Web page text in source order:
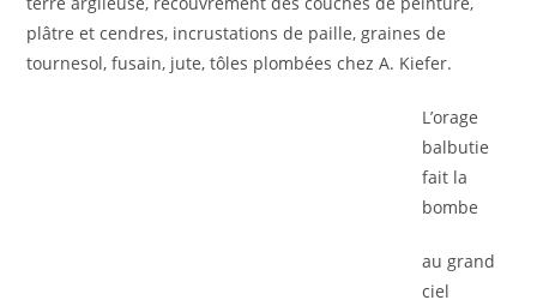
plâtre et cendres, incrustations de paille, graines de
tournesol, fusain, jute, tôles plombées chez A. Kiefer.
L’orage
balbutie
fait la
bombe
au grand
ciel